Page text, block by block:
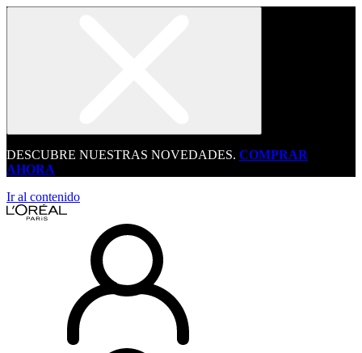
DESCUBRE NUESTRAS NOVEDADES. COMPRAR
AHORA
Ir al contenido